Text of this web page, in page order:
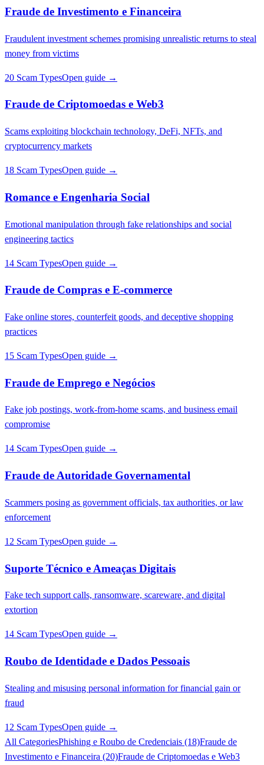
Fraude de Investimento e Financeira
Fraudulent investment schemes promising unrealistic returns to steal
money from victims
20 Scam TypesOpen guide →
Fraude de Criptomoedas e Web3
Scams exploiting blockchain technology, DeFi, NFTs, and
cryptocurrency markets
18 Scam TypesOpen guide →
Romance e Engenharia Social
Emotional manipulation through fake relationships and social
engineering tactics
14 Scam TypesOpen guide →
Fraude de Compras e E-commerce
Fake online stores, counterfeit goods, and deceptive shopping
practices
15 Scam TypesOpen guide →
Fraude de Emprego e Negócios
Fake job postings, work-from-home scams, and business email
compromise
14 Scam TypesOpen guide →
Fraude de Autoridade Governamental
Scammers posing as government officials, tax authorities, or law
enforcement
12 Scam TypesOpen guide →
Suporte Técnico e Ameaças Digitais
Fake tech support calls, ransomware, scareware, and digital
extortion
14 Scam TypesOpen guide →
Roubo de Identidade e Dados Pessoais
Stealing and misusing personal information for financial gain or
fraud
12 Scam TypesOpen guide →
All CategoriesPhishing e Roubo de Credenciais (18)Fraude de
Investimento e Financeira (20)Fraude de Criptomoedas e Web3